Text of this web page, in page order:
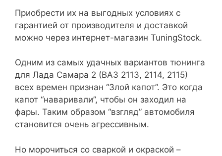
Приобрести их на выгодных условиях с
гарантией от производителя и доставкой
можно через интернет-магазин TuningStock.
Одним из самых удачных вариантов тюнинга
для Лада Самара 2 (ВАЗ 2113, 2114, 2115)
всех времен признан “Злой капот”. Это когда
капот “наваривали”, чтобы он заходил на
фары. Таким образом “взгляд” автомобиля
становится очень агрессивным.
Но морочиться со сваркой и окраской –